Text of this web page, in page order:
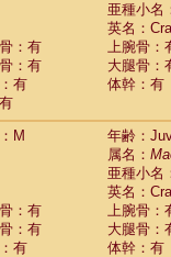
亜種小名
英名：
：有
上腕骨：
：有
大腿骨：
有
体幹：有
M
年齢：
属名：
亜種小名
英名：
：有
上腕骨：
：有
大腿骨：
有
体幹：有